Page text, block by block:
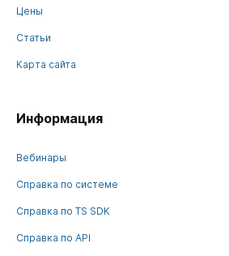
Цены
Статьи
Карта сайта
Информация
Вебинары
Справка по системе
Справка по TS SDK
Справка по API